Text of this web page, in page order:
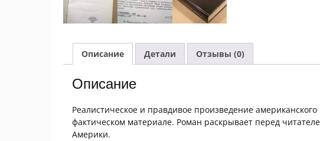
Описание Детали Отзывы (0)
Описание
Реалистическое и правдивое произведение
фактическом материале. Роман раскрывает перед
Америки.